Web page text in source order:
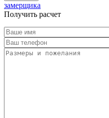
замерщика
Получить расчет